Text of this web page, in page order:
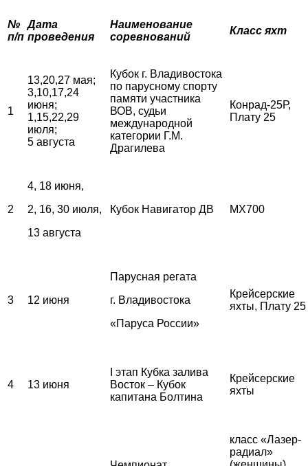
№
п/п
Дата
проведения
Наименование
соревнований
Класс яхт
1
13,20,27 мая;
3,10,17,24
июня;
1,15,22,29
июля;
5 августа
Кубок г. Владивостока
по парусному спорту
памяти участника
ВОВ, судьи
международной
категории Г.М.
Драгилева
Конрад-25Р,
Плату 25
2
4, 18 июня,
2, 16, 30 июля,
13 августа
Кубок Навигатор ДВ MX700
3 12 июня
Парусная регата
г. Владивостока
«Паруса России»
Крейсерские
яхты, Плату 25
4 13 июня
I этап Кубка залива
Восток – Кубок
капитана Болтина
Крейсерские
яхты
класс «Лазер-
радиал»